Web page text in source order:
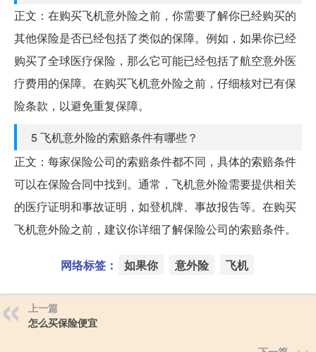
正文：在购买飞机意外险之前，你需要了解你已经购买的
其他保险是否已经包括了类似的保障。例如，如果你已经
购买了全球医疗保险，那么它可能已经包括了航空意外医
疗费用的保障。在购买飞机意外险之前，仔细核对已有保
险条款，以避免重复保障。
5 飞机意外险的索赔条件有哪些？
正文：每家保险公司的索赔条件都不同，具体的索赔条件
可以在保险合同中找到。通常，飞机意外险需要提供相关
的医疗证明和事故证明，如登机牌、事故报告等。在购买
飞机意外险之前，建议你详细了解保险公司的索赔条件。
网络标签： 如果你 意外险 飞机
上一篇
怎么买保险便宜